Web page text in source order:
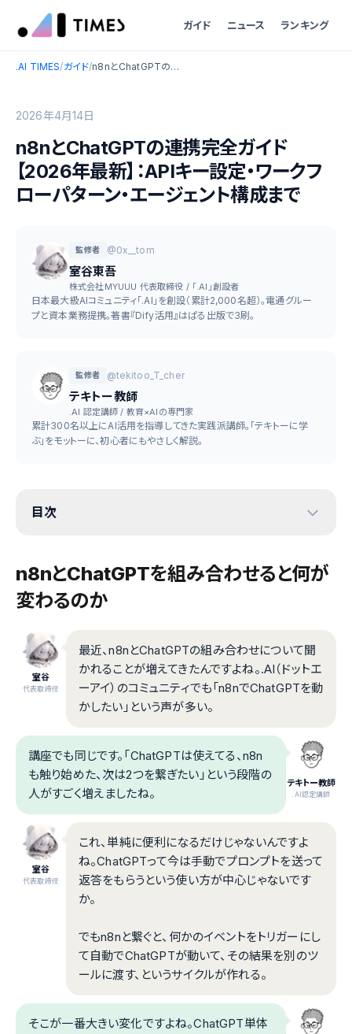
ガイド ニュース ランキング
.AI TIMES/ガイド/ n8nとChatGPTの連携完全ガイド【2026年最新】：APIキー設定・ワークフローパターン・エージェント構成まで
2026年4月14日
n8nとChatGPTの連携完全ガイド
【2026年最新】：APIキー設定・ワークフ
ローパターン・エージェント構成まで
監修者 @0x__tom
室谷東吾
株式会社MYUUU 代表取締役 / 「.AI」創設者
日本最大級AIコミュニティ「.AI」を創設（累計2,000名超）。電通グルー
プと資本業務提携。著書『Dify活用』はぱる出版で3刷。
監修者 @tekitoo_T_cher
テキトー教師
.AI 認定講師 / 教育×AIの専門家
累計300名以上にAI活用を指導してきた実践派講師。「テキトーに学
ぶ」をモットーに、初心者にもやさしく解説。
目次
n8nとChatGPTを組み合わせると何が
変わるのか
室谷
代表取締役
最近、n8nとChatGPTの組み合わせについて聞
かれることが増えてきたんですよね。.AI（ドットエ
ーアイ）のコミュニティでも「n8nでChatGPTを動
かしたい」という声が多い。
テキトー教師
.AI認定講師
講座でも同じです。「ChatGPTは使えてる、n8n
も触り始めた、次は2つを繋ぎたい」という段階の
人がすごく増えましたね。
室谷
代表取締役
これ、単純に便利になるだけじゃないんですよ
ね。ChatGPTって今は手動でプロンプトを送って
返答をもらうという使い方が中心じゃないです
か。
でもn8nと繋ぐと、何かのイベントをトリガーにし
て自動でChatGPTが動いて、その結果を別のツ
ールに渡す、というサイクルが作れる。
そこが一番大きい変化ですよね。ChatGPT単体